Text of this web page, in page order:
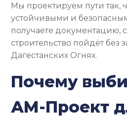
Мы проектируем пути так,
устойчивыми и
получаете документацию,
строительство пойдёт без
Дагестанских Огнях.
Почему
АМ-Проект